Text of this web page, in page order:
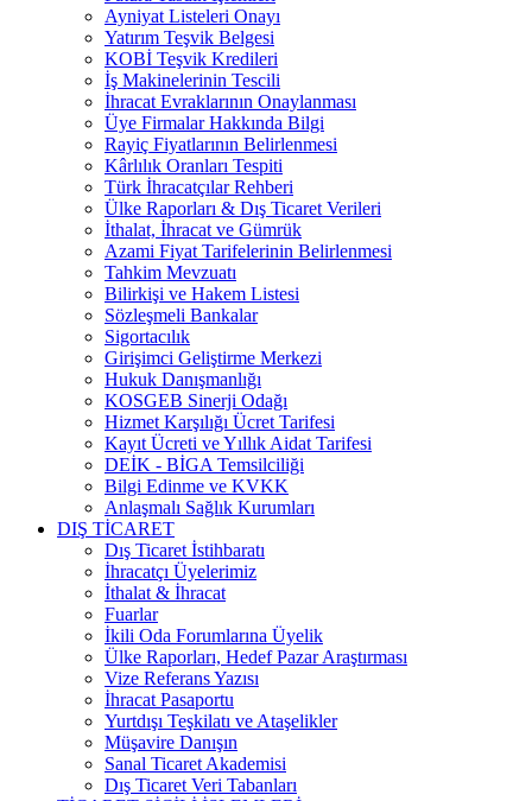
Ayniyat Listeleri Onayı
Yatırım Teşvik Belgesi
KOBİ Teşvik Kredileri
İş Makinelerinin Tescili
İhracat Evraklarının Onaylanması
Üye Firmalar Hakkında Bilgi
Rayiç Fiyatlarının Belirlenmesi
Kârlılık Oranları Tespiti
Türk İhracatçılar Rehberi
Ülke Raporları & Dış Ticaret Verileri
İthalat, İhracat ve Gümrük
Azami Fiyat Tarifelerinin Belirlenmesi
Tahkim Mevzuatı
Bilirkişi ve Hakem Listesi
Sözleşmeli Bankalar
Sigortacılık
Girişimci Geliştirme Merkezi
Hukuk Danışmanlığı
KOSGEB Sinerji Odağı
Hizmet Karşılığı Ücret Tarifesi
Kayıt Ücreti ve Yıllık Aidat Tarifesi
DEİK - BİGA Temsilciliği
Bilgi Edinme ve KVKK
Anlaşmalı Sağlık Kurumları
DIŞ TİCARET
Dış Ticaret İstihbaratı
İhracatçı Üyelerimiz
İthalat & İhracat
Fuarlar
İkili Oda Forumlarına Üyelik
Ülke Raporları, Hedef Pazar Araştırması
Vize Referans Yazısı
İhracat Pasaportu
Yurtdışı Teşkilatı ve Ataşelikler
Müşavire Danışın
Sanal Ticaret Akademisi
Dış Ticaret Veri Tabanları